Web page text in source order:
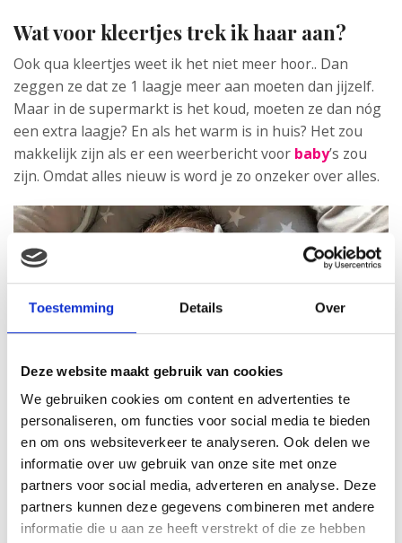
Toestemming Details Over
Deze website maakt gebruik van cookies
We gebruiken cookies om content en advertenties te
personaliseren, om functies voor social media te bieden
en om ons websiteverkeer te analyseren. Ook delen we
informatie over uw gebruik van onze site met onze
partners voor social media, adverteren en analyse. Deze
partners kunnen deze gegevens combineren met andere
informatie die u aan ze heeft verstrekt of die ze hebben
Wat voor kleertjes trek ik haar aan?
Ook qua kleertjes weet ik het niet meer hoor.. Dan
zeggen ze dat ze 1 laagje meer aan moeten dan jijzelf.
Maar in de supermarkt is het koud, moeten ze dan nóg
een extra laagje? En als het warm is in huis? Het zou
makkelijk zijn als er een weerbericht voor baby’s zou
zijn. Omdat alles nieuw is word je zo onzeker over alles.